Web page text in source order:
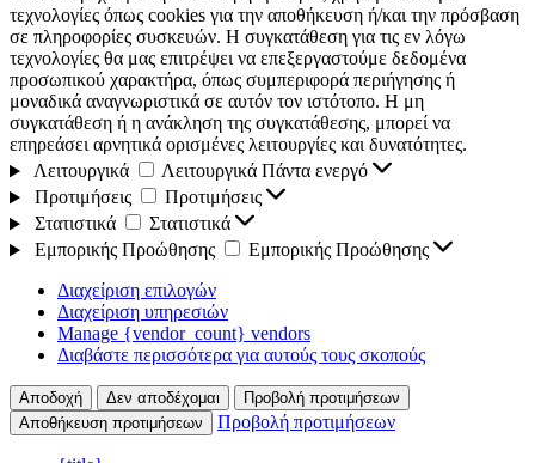
τεχνολογίες όπως cookies για την αποθήκευση ή/και την πρόσβαση
σε πληροφορίες συσκευών. Η συγκατάθεση για τις εν λόγω
τεχνολογίες θα μας επιτρέψει να επεξεργαστούμε δεδομένα
προσωπικού χαρακτήρα, όπως συμπεριφορά περιήγησης ή
μοναδικά αναγνωριστικά σε αυτόν τον ιστότοπο. Η μη
συγκατάθεση ή η ανάκληση της συγκατάθεσης, μπορεί να
επηρεάσει αρνητικά ορισμένες λειτουργίες και δυνατότητες.
Λειτουργικά
Λειτουργικά Πάντα ενεργό
Προτιμήσεις
Προτιμήσεις
Στατιστικά
Στατιστικά
Εμπορικής Προώθησης
Εμπορικής Προώθησης
Διαχείριση επιλογών
Διαχείριση υπηρεσιών
Manage {vendor_count} vendors
Διαβάστε περισσότερα για αυτούς τους σκοπούς
Αποδοχή Δεν αποδέχομαι
Προβολή προτιμήσεων
Αποθήκευση προτιμήσεων
Προβολή προτιμήσεων